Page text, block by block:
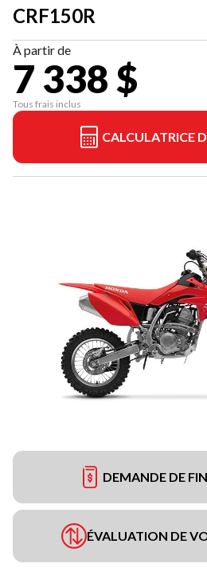
CRF150R
À partir de
7 338 $
Tous frais inclus
CALCULATRICE
DEMANDE DE
ÉVALUATION DE